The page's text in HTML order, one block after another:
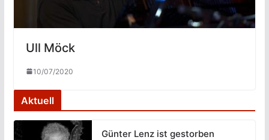
Ull Möck
10/07/2020
Aktuell
Günter Lenz ist gestorben